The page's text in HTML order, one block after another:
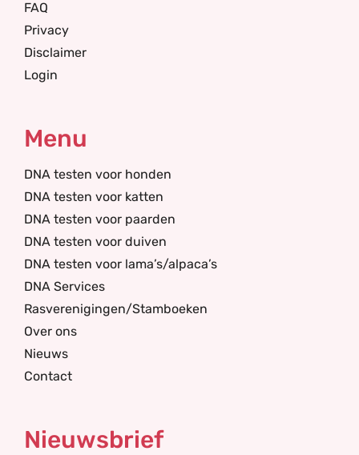
FAQ
Privacy
Disclaimer
Login
Menu
DNA testen voor honden
DNA testen voor katten
DNA testen voor paarden
DNA testen voor duiven
DNA testen voor lama’s/alpaca’s
DNA Services
Rasverenigingen/Stamboeken
Over ons
Nieuws
Contact
Nieuwsbrief